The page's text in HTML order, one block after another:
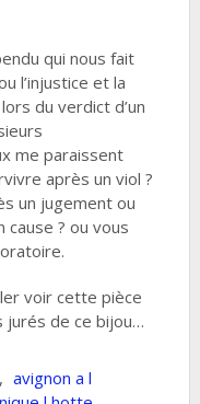
qui nous fait
l’injustice et la
du verdict d’un
me paraissent
après un viol ?
un jugement ou
? ou vous
voir cette pièce
jurés de ce bijou…
, avignon a l